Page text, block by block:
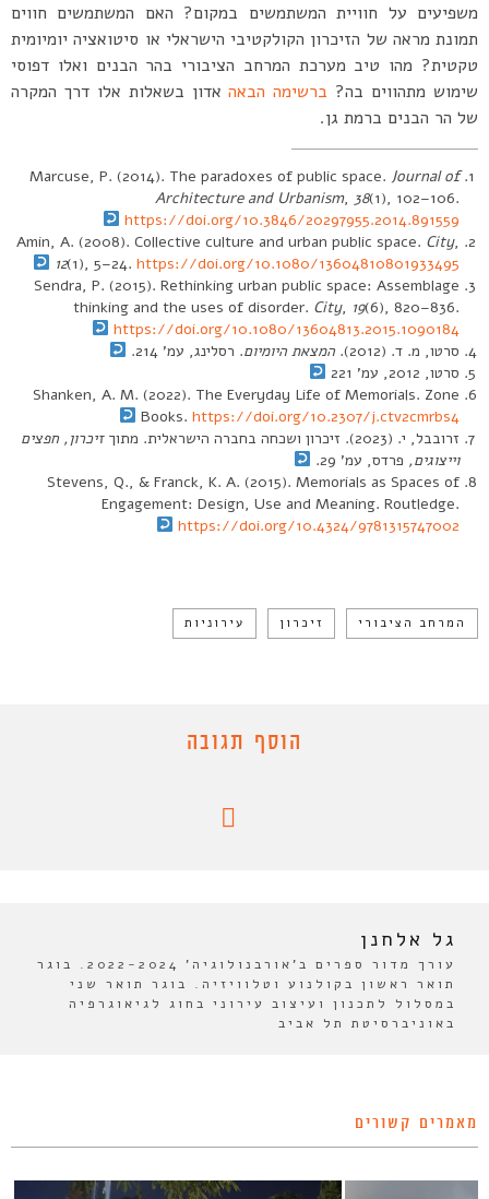
משפיעים על חוויית המשתמשים במקום? האם המשתמשים חווים
תמונת מראה של הזיכרון הקולקטיבי הישראלי או סיטואציה יומיומית
טקטית? מהו טיב מערכת המרחב הציבורי בהר הבנים ואלו דפוסי
שימוש מתהווים בה? ברשימה הבאהאדון בשאלות אלו דרך המקרה
של הר הבנים ברמת גן.
Marcuse, P. (2014). The paradoxes of public space. Journal of
Architecture and Urbanism, 38(1), 102–106.
https://doi.org/10.3846/20297955.2014.891559
Amin, A. (2008). Collective culture and urban public space. City,
12(1), 5–24. https://doi.org/10.1080/13604810801933495
Sendra, P. (2015). Rethinking urban public space: Assemblage
thinking and the uses of disorder. City, 19(6), 820–836.
https://doi.org/10.1080/13604813.2015.1090184
סרטו, מ. ד. (2012).
המצאת היומיום. רסלינג, עמ’ 214.
סרטו, 2012, עמ’ 221
Shanken, A. M. (2022). The Everyday Life of Memorials. Zone
Books. https://doi.org/10.2307/j.ctv2cmrbs4
זרובבל, י. (2023). זיכרון ושכחה בחברה הישראלית. מתוך
זיכרון, חפצים
וייצוגים, פרדס, עמ’ 29.
Stevens, Q., & Franck, K. A. (2015). Memorials as Spaces of
Engagement: Design, Use and Meaning. Routledge.
https://doi.org/10.4324/9781315747002
המרחב הציבורי זיכרון עירוניות
הוסף תגובה
גל אלחנן
עורך מדור ספרים ב'אורבנולוגיה' 2022-2024. בוגר
תואר ראשון בקולנוע וטלוויזיה. בוגר תואר שני
במסלול לתכנון ועיצוב עירוני בחוג לגיאוגרפיה
באוניברסיטת תל אביב
מאמרים קשורים